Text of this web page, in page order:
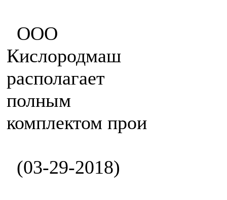
ООО
Кислородмаш
располагает
полным
комплектом прои
(03-29-2018)